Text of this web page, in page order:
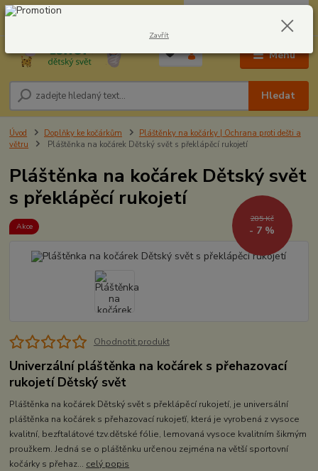
Menu
Hledat
604278943 0,00 Kč
Úvod Doplňky ke kočárkům
Pláštěnky na kočárky | Ochrana proti dešti a
větru
Pláštěnka na kočárek Dětský svět s překlápěcí rukojetí
Pláštěnka na kočárek Dětský svět
s překlápěcí rukojetí
Akce
285 Kč
- 7 %
Ohodnotit produkt
Univerzální pláštěnka na kočárek s přehazovací
rukojetí Dětský svět
Pláštěnka na kočárek Dětský svět s překlápěcí rukojetí, je universální
pláštěnka na kočárek s přehazovací rukojeťí, která je vyrobená z vysoce
kvalitní, bezftalátové tzv.dětské fólie, lemovaná vysoce kvalitním šikmým
proužkem. Jedná se o pláštěnku určenou zejména na větší sportovní
kočárky s přehaz... celý popis
Zavřít